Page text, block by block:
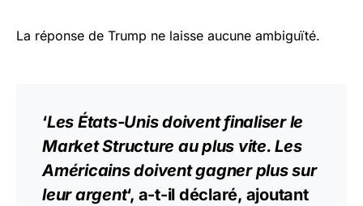
La réponse de Trump ne laisse aucune ambiguïté.
‘Les États-Unis doivent finaliser le
Market Structure au plus vite. Les
Américains doivent gagner plus sur
leur argent‘, a-t-il déclaré, ajoutant